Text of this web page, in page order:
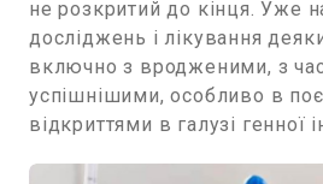
не розкритий до кінця. Уже
досліджень і лікування
включно з вродженими, з
успішнішими, особливо в
відкриттями в галузі генної